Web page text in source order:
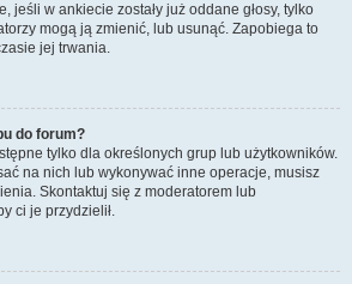
jeśli w ankiecie zostały już oddane głosy, tylko
mogą ją zmienić, lub usunąć. Zapobiega to
jej trwania.
do forum?
tylko dla określonych grup lub użytkowników.
na nich lub wykonywać inne operacje, musisz
Skontaktuj się z moderatorem lub
ci je przydzielił.